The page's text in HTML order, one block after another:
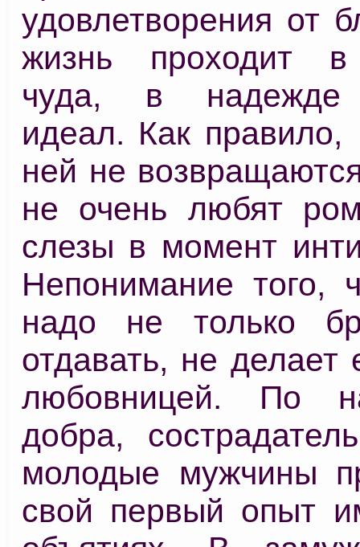
удовлетворения от
жизнь проходит
чуда, в надежде
идеал. Как
ней не
не очень любят
слезы в момент
Непонимание того,
надо не только
отдавать, не
любовницей. По
добра,
молодые мужчины
свой первый опыт